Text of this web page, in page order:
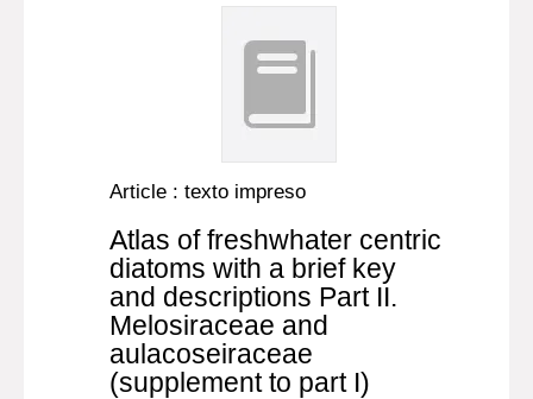
Article : texto impreso
Atlas of freshwhater centric
diatoms with a brief key
and descriptions Part II.
Melosiraceae and
aulacoseiraceae
(supplement to part I)